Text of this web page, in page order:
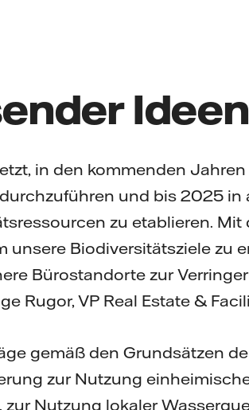
in den kommenden
und bis 2025 in
zu etablieren. Mit
unsere Biodiversitätsziele zu
Bürostandorte zur
Rugor, VP Real Estate &
gemäß den Grundsätzen
zur Nutzung
Nutzung lokaler